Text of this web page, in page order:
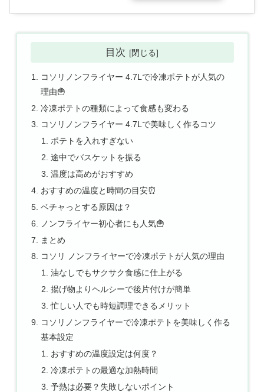
目次
コソリノンフライヤー 4.7Lで冷凍ポテトが人気の
理由🍟
冷凍ポテトの種類によって食感も変わる
コソリノンフライヤー 4.7Lで美味しく作るコツ
ポテトを入れすぎない
途中でバスケットを振る
温度は高めがおすすめ
おすすめの温度と時間の目安⏰
ベチャっとする原因は？
ノンフライヤー初心者にも人気🍟
まとめ
コソリ ノンフライヤーで冷凍ポテトが人気の理由
油なしでもサクサク食感に仕上がる
揚げ物よりヘルシーで後片付けが簡単
忙しい人でも時短調理できるメリット
コソリノンフライヤーで冷凍ポテトを美味しく作る
基本設定
おすすめの温度設定は何度？
冷凍ポテトの最適な加熱時間
予熱は必要？失敗しないポイント